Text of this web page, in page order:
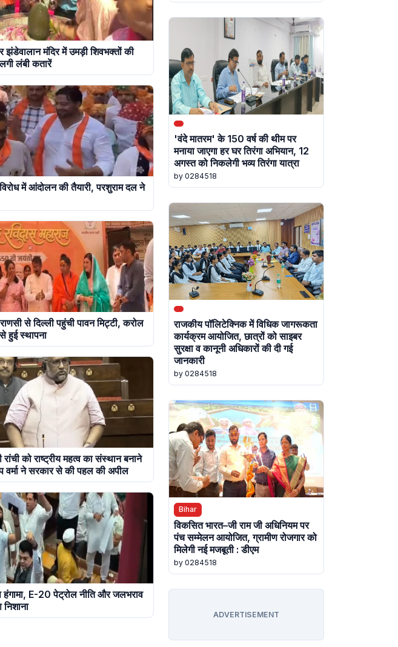
मंदिर में उमड़ी शिवभक्तों की
लंबी कतारें
में आंदोलन की तैयारी, परशुराम दल ने
से दिल्ली पहुंची पावन मिट्टी, करोल
हुई स्थापना
को राष्ट्रीय महत्व का संस्थान बनाने
वर्मा ने सरकार से की पहल की अपील
E-20 पेट्रोल नीति और जलभराव
'वंदे मातरम' के 150 वर्ष की थीम पर
मनाया जाएगा हर घर तिरंगा अभियान, 12
अगस्त को निकलेगी भव्य तिरंगा यात्रा
by 0284518
राजकीय पॉलिटेक्निक में विधिक जागरूकता
कार्यक्रम आयोजित, छात्रों को साइबर
सुरक्षा व कानूनी अधिकारों की दी गई
जानकारी
by 0284518
Bihar
विकसित भारत–जी राम जी अधिनियम पर
पंच सम्मेलन आयोजित, ग्रामीण रोजगार को
मिलेगी नई मजबूती : डीएम
by 0284518
ADVERTISEMENT